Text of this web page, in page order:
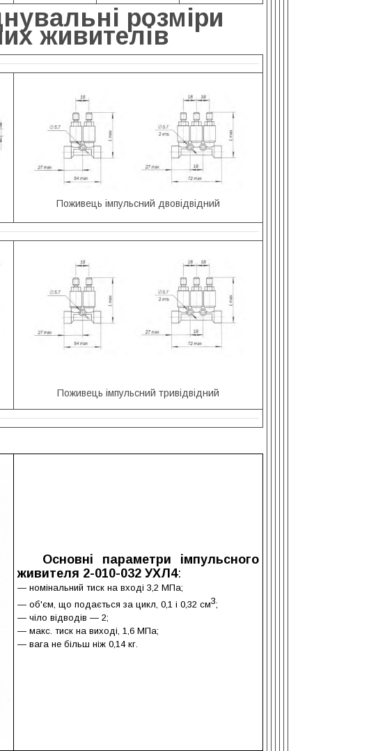
розміри
живителів
Поживець імпульсний двовідвідний
Поживець імпульсний тривідвідний
Основні параметри імпульсного
живителя 2-010-032 УХЛ4:
— номінальний тиск на вході 3,2 МПа;
— об'єм, що подається за цикл, 0,1 і 0,32 см3;
— чіло відводів — 2;
— макс. тиск на виході, 1,6 МПа;
— вага не більш ніж 0,14 кг.